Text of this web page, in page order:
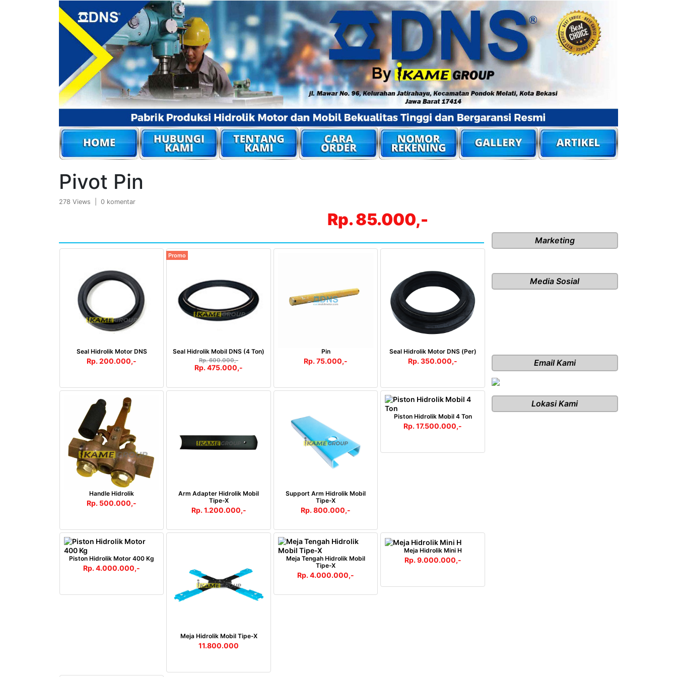
Pivot Pin
278 Views | 0 komentar
Rp. 85.000,-
Seal Hidrolik Motor DNS
Rp. 200.000,-
Promo
Seal Hidrolik Mobil DNS (4 Ton)
Rp. 600.000,-
Rp. 475.000,-
Pin
Rp. 75.000,-
Seal Hidrolik Motor DNS (Per)
Rp. 350.000,-
Handle Hidrolik
Rp. 500.000,-
Arm Adapter Hidrolik Mobil
Tipe-X
Rp. 1.200.000,-
Support Arm Hidrolik Mobil
Tipe-X
Rp. 800.000,-
Piston Hidrolik Mobil 4 Ton
Rp. 17.500.000,-
Piston Hidrolik Motor 400 Kg
Rp. 4.000.000,-
Meja Hidrolik Mobil Tipe-X
11.800.000
Meja Tengah Hidrolik Mobil
Tipe-X
Rp. 4.000.000,-
Meja Hidrolik Mini H
Rp. 9.000.000,-
Marketing
Media Sosial
Email Kami
Lokasi Kami